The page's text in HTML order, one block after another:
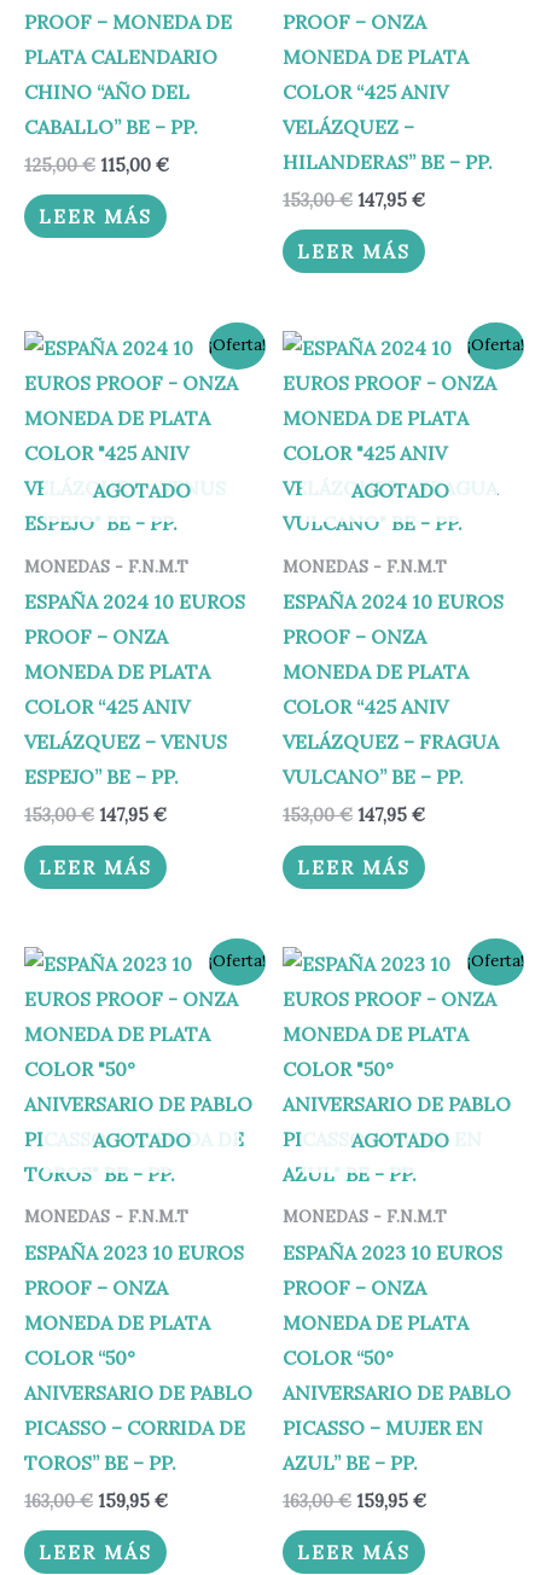
PROOF – MONEDA DE
PLATA CALENDARIO
CHINO “AÑO DEL
CABALLO” BE – PP.
125,00€ 115,00 €
LEER MÁS
PROOF – ONZA
MONEDA DE PLATA
COLOR “425 ANIV
VELÁZQUEZ –
HILANDERAS” BE – PP.
153,00€ 147,95 €
LEER MÁS
¡Oferta!
AGOTADO
MONEDAS - F.N.M.T
ESPAÑA 2024 10 EUROS
PROOF – ONZA
MONEDA DE PLATA
COLOR “425 ANIV
VELÁZQUEZ – VENUS
ESPEJO” BE – PP.
153,00€
El
precio
original
era:
153,00 €.
147,95 €
El
precio
actual
es:
147,95 €.
LEER MÁS
¡Oferta!
AGOTADO
MONEDAS - F.N.M.T
ESPAÑA 2024 10 EUROS
PROOF – ONZA
MONEDA DE PLATA
COLOR “425 ANIV
VELÁZQUEZ – FRAGUA
VULCANO” BE – PP.
153,00€
El
precio
original
era:
153,00 €.
147,95 €
El
precio
actual
es:
147,95 €.
LEER MÁS
¡Oferta!
AGOTADO
MONEDAS - F.N.M.T
ESPAÑA 2023 10 EUROS
PROOF – ONZA
MONEDA DE PLATA
COLOR “50°
ANIVERSARIO DE PABLO
PICASSO – CORRIDA DE
TOROS” BE – PP.
163,00€
El
precio
original
era:
163,00 €.
159,95 €
El
precio
actual
es:
159,95 €.
LEER MÁS
¡Oferta!
AGOTADO
MONEDAS - F.N.M.T
ESPAÑA 2023 10 EUROS
PROOF – ONZA
MONEDA DE PLATA
COLOR “50°
ANIVERSARIO DE PABLO
PICASSO – MUJER EN
AZUL” BE – PP.
163,00€
El
precio
original
era:
163,00 €.
159,95 €
El
precio
actual
es:
159,95 €.
LEER MÁS